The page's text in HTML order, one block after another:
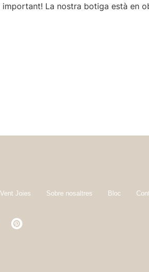
important! La nostra botiga està en
Joies Sobre nosaltres Bloc